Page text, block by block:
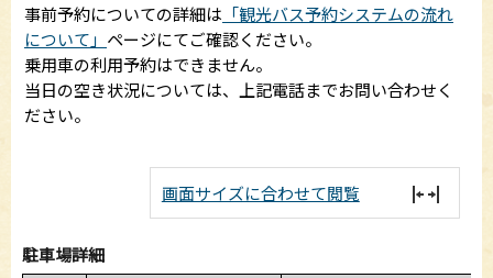
事前予約についての詳細は 「観光バス予約システムの流れ
について」 ページにてご確認ください。
乗用車の利用予約はできません。
当日の空き状況については、上記電話までお問い合わせく
ださい。
画面サイズに合わせて閲覧
駐車場詳細